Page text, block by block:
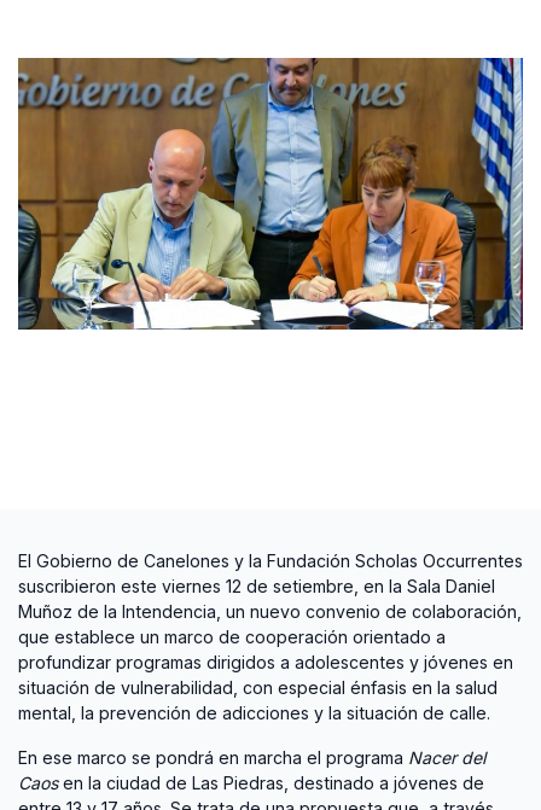
El Gobierno de Canelones y la Fundación Scholas Occurrentes
suscribieron este viernes 12 de setiembre, en la Sala Daniel
Muñoz de la Intendencia, un nuevo convenio de colaboración,
que establece un marco de cooperación orientado a
profundizar programas dirigidos a adolescentes y jóvenes en
situación de vulnerabilidad, con especial énfasis en la salud
mental, la prevención de adicciones y la situación de calle.
En ese marco se pondrá en marcha el programa Nacer del
Caosen la ciudad de Las Piedras, destinado a jóvenes de